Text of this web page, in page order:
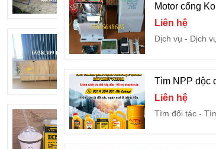
Tủ đựng chăn gối mầm
Nhớt xe máy VECTOR
Motor cổng
Liên hệ
Dịch vụ
Dịch
Tìm NPP độc
Liên hệ
Tìm đối tác